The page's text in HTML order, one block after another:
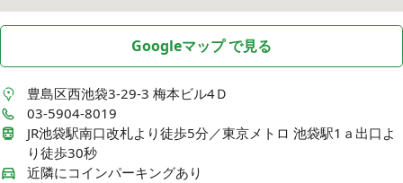
Googleマップ で見る
豊島区西池袋3-29-3 梅本ビル4Ｄ
03-5904-8019
JR池袋駅南口改札より徒歩5分／東京メトロ 池袋駅1ａ出口よ
り徒歩30秒
近隣にコインパーキングあり